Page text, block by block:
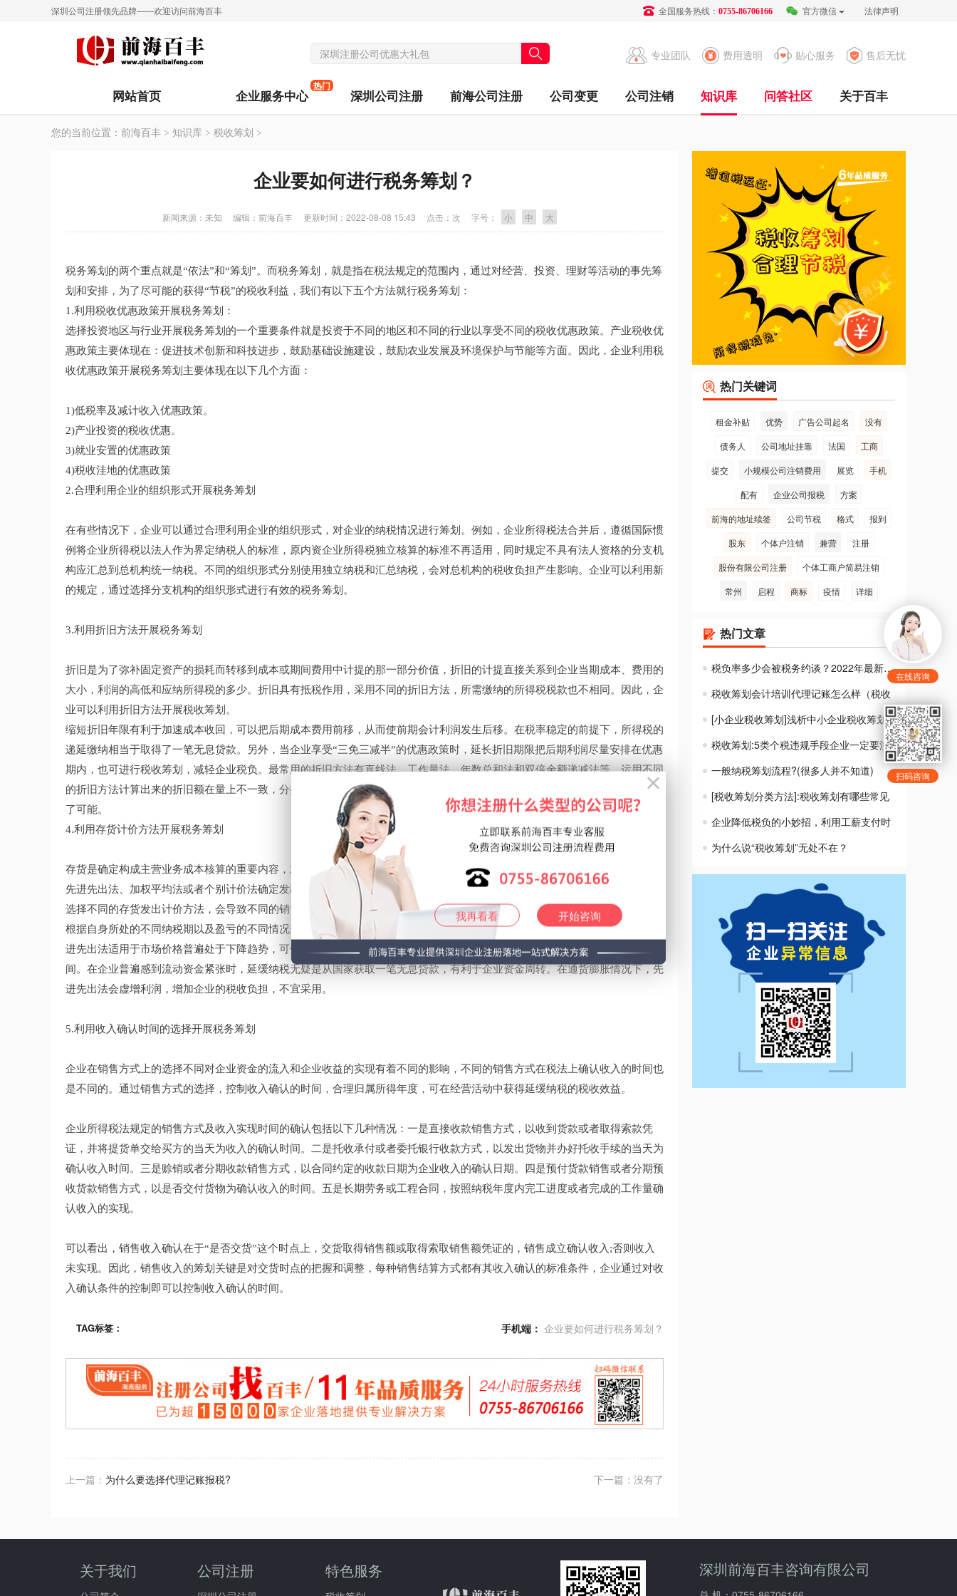
深圳公司注册领先品牌——欢迎访问前海百丰 全国服务热线： 0755-86706166 官方微信 法律声明
售后无忧
贴心服务
费用透明
专业团队
网站首页 企业服务中心
热门
深圳公司注册 前海公司注册 公司变更 公司注销 知识库 问答社区 关于百丰
您的当前位置： 前海百丰 > 知识库 > 税收筹划 >
企业要如何进行税务筹划？
新闻来源：未知 编辑： 前海百丰 更新时间： 2022-08-08 15:43 点击： 次 字号： 小 中 大
税务筹划的两个重点就是“依法”和“筹划”。而税务筹划，就是指在税法规定的范围内，通过对经营、投资、理财等活动的事先筹
划和安排，为了尽可能的获得“节税”的税收利益，我们有以下五个方法就行税务筹划：
1.利用税收优惠政策开展税务筹划：
选择投资地区与行业开展税务筹划的一个重要条件就是投资于不同的地区和不同的行业以享受不同的税收优惠政策。产业税收优
惠政策主要体现在：促进技术创新和科技进步，鼓励基础设施建设，鼓励农业发展及环境保护与节能等方面。因此，企业利用税
收优惠政策开展税务筹划主要体现在以下几个方面：
1)低税率及减计收入优惠政策。
2)产业投资的税收优惠。
3)就业安置的优惠政策
4)税收洼地的优惠政策
2.合理利用企业的组织形式开展税务筹划
在有些情况下，企业可以通过合理利用企业的组织形式，对企业的纳税情况进行筹划。例如，企业所得税法合并后，遵循国际惯
例将企业所得税以法人作为界定纳税人的标准，原内资企业所得税独立核算的标准不再适用，同时规定不具有法人资格的分支机
构应汇总到总机构统一纳税。不同的组织形式分别使用独立纳税和汇总纳税，会对总机构的税收负担产生影响。企业可以利用新
的规定，通过选择分支机构的组织形式进行有效的税务筹划。
3.利用折旧方法开展税务筹划
折旧是为了弥补固定资产的损耗而转移到成本或期间费用中计提的那一部分价值，折旧的计提直接关系到企业当期成本、费用的
大小，利润的高低和应纳所得税的多少。折旧具有抵税作用，采用不同的折旧方法，所需缴纳的所得税税款也不相同。因此，企
业可以利用折旧方法开展税收筹划。
缩短折旧年限有利于加速成本收回，可以把后期成本费用前移，从而使前期会计利润发生后移。在税率稳定的前提下，所得税的
递延缴纳相当于取得了一笔无息贷款。另外，当企业享受“三免三减半”的优惠政策时，延长折旧期限把后期利润尽量安排在优惠
期内，也可进行税收筹划，减轻企业税负。最常用的折旧方法有直线法、工作量法、年数总和法和双倍余额递减法等。运用不同
的折旧方法计算出来的折旧额在量上不一致，分摊各期的成本也存在差异，影响各期营业成本和利润。这一差异为税收筹划提供
了可能。
4.利用存货计价方法开展税务筹划
存货是确定构成主营业务成本核算的重要内容，对于产品成本、企业利润及所得税都有较大的影响。企业所得税法允许企业采用
先进先出法、加权平均法或者个别计价法确定发出存货的实际成本，但不允许采用后进先出法。
选择不同的存货发出计价方法，会导致不同的销货成本和期末存货成本，产生不同的企业利润，进而影响各期所得税额。企业应
根据自身所处的不同纳税期以及盈亏的不同情况选择不同的存货计价方法，使得成本费用的抵税效应得到最充分的发挥。如，先
进先出法适用于市场价格普遍处于下降趋势，可使期末存货价值较低，增加当期销货成本，减少当期应纳税所得额，延缓纳税时
间。在企业普遍感到流动资金紧张时，延缓纳税无疑是从国家获取一笔无息贷款，有利于企业资金周转。在通货膨胀情况下，先
进先出法会虚增利润，增加企业的税收负担，不宜采用。
5.利用收入确认时间的选择开展税务筹划
企业在销售方式上的选择不同对企业资金的流入和企业收益的实现有着不同的影响，不同的销售方式在税法上确认收入的时间也
是不同的。通过销售方式的选择，控制收入确认的时间，合理归属所得年度，可在经营活动中获得延缓纳税的税收效益。
企业所得税法规定的销售方式及收入实现时间的确认包括以下几种情况：一是直接收款销售方式，以收到货款或者取得索款凭
证，并将提货单交给买方的当天为收入的确认时间。二是托收承付或者委托银行收款方式，以发出货物并办好托收手续的当天为
确认收入时间。三是赊销或者分期收款销售方式，以合同约定的收款日期为企业收入的确认日期。四是预付货款销售或者分期预
收货款销售方式，以是否交付货物为确认收入的时间。五是长期劳务或工程合同，按照纳税年度内完工进度或者完成的工作量确
认收入的实现。
可以看出，销售收入确认在于“是否交货”这个时点上，交货取得销售额或取得索取销售额凭证的，销售成立确认收入;否则收入
未实现。因此，销售收入的筹划关键是对交货时点的把握和调整，每种销售结算方式都有其收入确认的标准条件，企业通过对收
入确认条件的控制即可以控制收入确认的时间。
TAG标签： 手机端： 企业要如何进行税务筹划？
上一篇： 为什么要选择代理记账报税? 下一篇：没有了
热门关键词
租金补贴 优势 广告公司起名
没有
债务人
公司地址挂靠 法国
工商
提交
小规模公司注销费用 展览
手机
配有
企业公司报税
方案
前海的地址续签
公司节税 格式
报到
股东
个体户注销 兼营
注册
股份有限公司注册
个体工商户简易注销
常州
启程 商标 疫情 详细
热门文章
税负率多少会被税务约谈？2022年最新税负
税收筹划会计培训代理记账怎么样（税收
[小企业税收筹划]浅析中小企业税收筹划
税收筹划:5类个税违规手段企业一定要注
一般纳税筹划流程?(很多人并不知道)
[税收筹划分类方法]:税收筹划有哪些常见
企业降低税负的小妙招，利用工薪支付时
为什么说“税收筹划”无处不在？
关于我们 公司注册 特色服务 深圳前海百丰咨询有限公司
在线咨询
扫码咨询
我再看看 开始咨询